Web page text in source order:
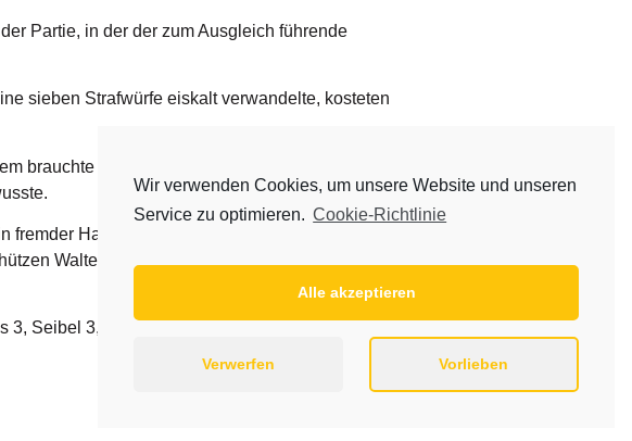
Partie, in der der zum Ausgleich führende
sieben Strafwürfe eiskalt verwandelte, kosteten
brauchte sich die Viktoria nicht verstecken, die
Halle könne man sehr gut leben, auch
Walter sei Alexander Seibel am Kreis langsam
Seibel 3, Heinemann 2, Müller 2, Johannes
Wir verwenden Cookies, um unsere Website und unseren
Service zu optimieren. Cookie-Richtlinie
Alle akzeptieren
Verwerfen Vorlieben